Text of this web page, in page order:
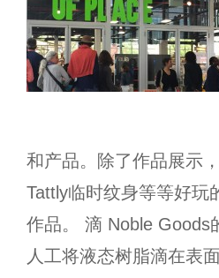
和产品。除了作品展示
Tattly临时纹身等等好玩
作品。 滴 Noble Goods
人工将液态树脂滴在表